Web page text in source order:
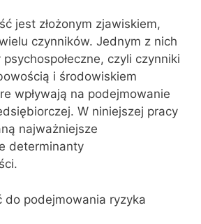
jest złożonym zjawiskiem,
czynników. Jednym z nich
czyli czynniki
i środowiskiem
wpływają na podejmowanie
W niniejszej pracy
najważniejsze
determinanty
do podejmowania ryzyka